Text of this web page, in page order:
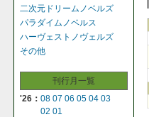
二次元ドリームノベルズ
パラダイムノベルス
ハーヴェストノヴェルズ
その他
刊行月一覧
'26： 08 07 06 05 04 03
02 01